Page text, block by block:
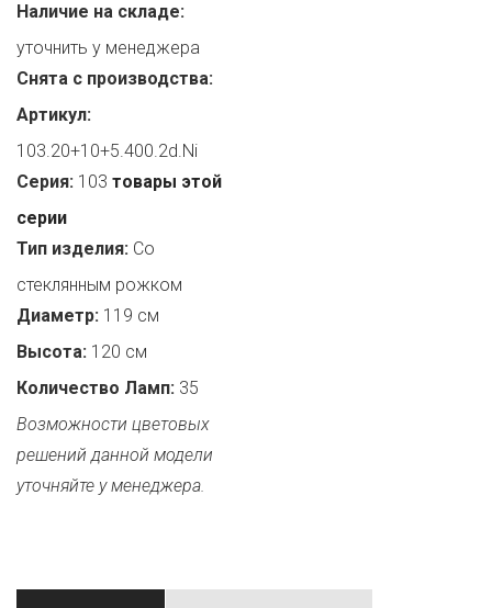
Наличие на складе:
уточнить у менеджера
Снята с производства:
Артикул:
103.20+10+5.400.2d.Ni
Серия: 103 товары этой
серии
Тип изделия: Со
стеклянным рожком
Диаметр: 119 см
Высота: 120 см
Количество Ламп: 35
Возможности цветовых
решений данной модели
уточняйте у менеджера.